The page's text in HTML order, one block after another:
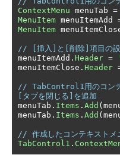
ContextMenu menuTab =
MenuItem menuItemAdd
MenuItem
// [挿入]と[削除]項目の
menuItemAdd . Header =
menuItemClose . Header
// TabControl1用のコンテ
[タブを閉じる]を追加
menuTab . Items . Add (
menuTab . Items . Add (
// 作成したコンテキスト
TabControl1 .